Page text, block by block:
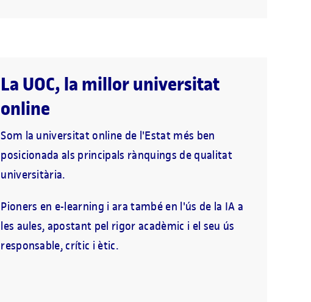
La UOC, la millor universitat
online
Som la universitat online de l'Estat més ben
posicionada als principals rànquings de qualitat
universitària.
Pioners en e-learning i ara també en l'ús de la IA a
les aules, apostant pel rigor acadèmic i el seu ús
responsable, crític i ètic.